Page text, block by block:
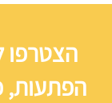
הצטרפו
הפתעות,